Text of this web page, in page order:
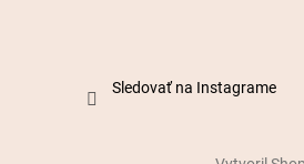
Sledovať na Instagrame